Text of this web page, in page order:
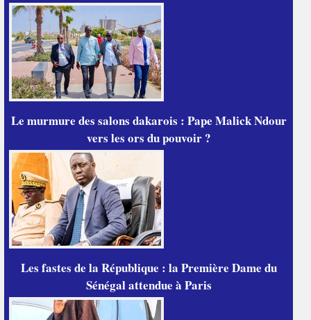
Le murmure des salons dakarois : Pape Malick Ndour
vers les ors du pouvoir ?
Les fastes de la République : la Première Dame du
Sénégal attendue à Paris